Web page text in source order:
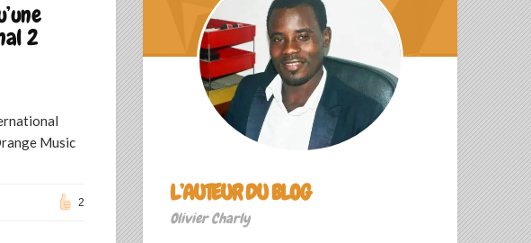
2
Music
2 L’AUTEUR DU BLOG
Olivier Charly